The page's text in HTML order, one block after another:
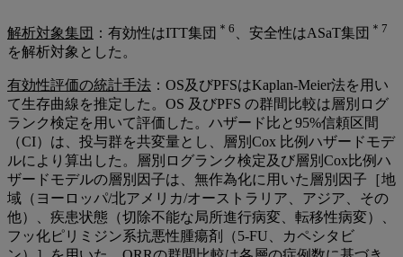
解析対象集団 ：有効性はITT集団 ＊6 、安全性はASaT集団 ＊7
を解析対象とした。
有効性評価の統計手法 ：OS及びPFSはKaplan-Meier法を用い
て生存曲線を推定した。OS 及びPFS の群間比較は層別ログ
ランク検定を用いて評価した。ハザード比と95%信頼区間
（CI）は、投与群を共変量とし、層別Cox 比例ハザードモデ
ルにより算出した。層別ログランク検定及び層別Cox比例ハ
ザードモデルの層別因子は、無作為化に用いた層別因子［地
域（ヨーロッパ/北アメリカ/オーストラリア、アジア、その
他）、疾患状態（切除不能な局所進行病変、転移性病変）、
フッ化ピリミジン系抗悪性腫瘍剤（5-FU、カペシタビ